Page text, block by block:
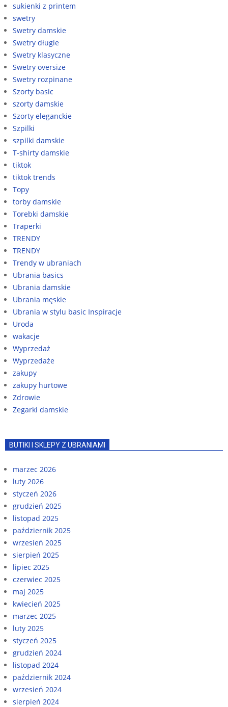
sukienki z printem
swetry
Swetry damskie
Swetry długie
Swetry klasyczne
Swetry oversize
Swetry rozpinane
Szorty basic
szorty damskie
Szorty eleganckie
Szpilki
szpilki damskie
T-shirty damskie
tiktok
tiktok trends
Topy
torby damskie
Torebki damskie
Traperki
TRENDY
TRENDY
Trendy w ubraniach
Ubrania basics
Ubrania damskie
Ubrania męskie
Ubrania w stylu basic Inspiracje
Uroda
wakacje
Wyprzedaż
Wyprzedaże
zakupy
zakupy hurtowe
Zdrowie
Zegarki damskie
BUTIKI I SKLEPY Z UBRANIAMI
marzec 2026
luty 2026
styczeń 2026
grudzień 2025
listopad 2025
październik 2025
wrzesień 2025
sierpień 2025
lipiec 2025
czerwiec 2025
maj 2025
kwiecień 2025
marzec 2025
luty 2025
styczeń 2025
grudzień 2024
listopad 2024
październik 2024
wrzesień 2024
sierpień 2024